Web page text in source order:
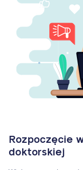
Rozpoczęcie
doktorskiej